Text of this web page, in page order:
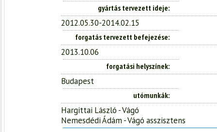
gyártás tervezett ideje
2012.05.30-2014.02.15
forgatás tervezett befejezése
2013.10.06
forgatási helyszínek
Budapest
utómunkák
Hargittai László - Vágó
Nemesdédi Ádám - Vágó asszisztens